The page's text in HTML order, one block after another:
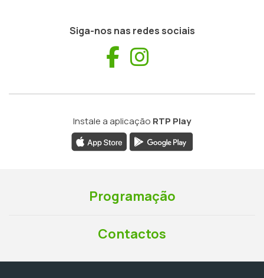
Siga-nos nas redes sociais
Facebook
Instale a aplicação RTP Play
Programação
Contactos